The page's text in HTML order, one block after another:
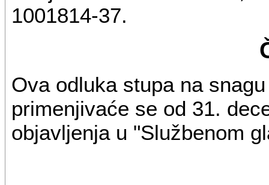
1001814-37.
Ova odluka stupa na
primenjivaće se od 31.
objavljenja u "Službenom